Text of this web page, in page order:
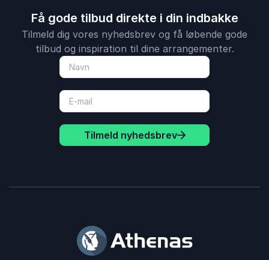
Få gode tilbud direkte i din indbakke
Tilmeld dig vores nyhedsbrev og få løbende gode
tilbud og inspiration til dine arrangementer.
Tilmeld nyhedsbrev